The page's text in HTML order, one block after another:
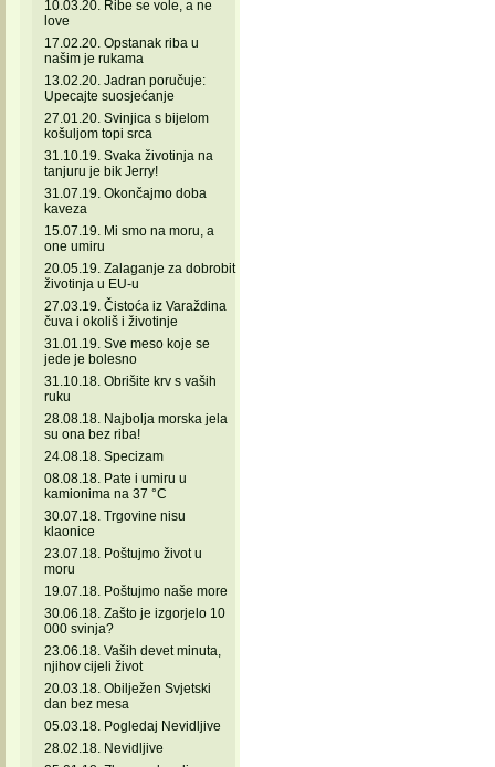
10.03.20. Ribe se vole, a ne
love
17.02.20. Opstanak riba u
našim je rukama
13.02.20. Jadran poručuje:
Upecajte suosjećanje
27.01.20. Svinjica s bijelom
košuljom topi srca
31.10.19. Svaka životinja na
tanjuru je bik Jerry!
31.07.19. Okončajmo doba
kaveza
15.07.19. Mi smo na moru, a
one umiru
20.05.19. Zalaganje za dobrobit
životinja u EU-u
27.03.19. Čistoća iz Varaždina
čuva i okoliš i životinje
31.01.19. Sve meso koje se
jede je bolesno
31.10.18. Obrišite krv s vaših
ruku
28.08.18. Najbolja morska jela
su ona bez riba!
24.08.18. Specizam
08.08.18. Pate i umiru u
kamionima na 37 °C
30.07.18. Trgovine nisu
klaonice
23.07.18. Poštujmo život u
moru
19.07.18. Poštujmo naše more
30.06.18. Zašto je izgorjelo 10
000 svinja?
23.06.18. Vaših devet minuta,
njihov cijeli život
20.03.18. Obilježen Svjetski
dan bez mesa
05.03.18. Pogledaj Nevidljive
28.02.18. Nevidljive